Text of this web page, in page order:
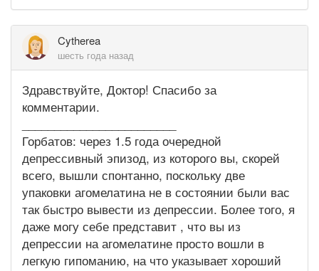
Cytherea
шесть года назад
Здравствуйте, Доктор! Спасибо за
комментарии.
Горбатов: через 1.5 года очередной
депрессивный эпизод, из которого вы, скорей
всего, вышли спонтанно, поскольку две
упаковки агомелатина не в состоянии были вас
так быстро вывести из депрессии. Более того, я
даже могу себе представит , что вы из
депрессии на агомелатине просто вошли в
легкую гипоманию, на что указывает хороший